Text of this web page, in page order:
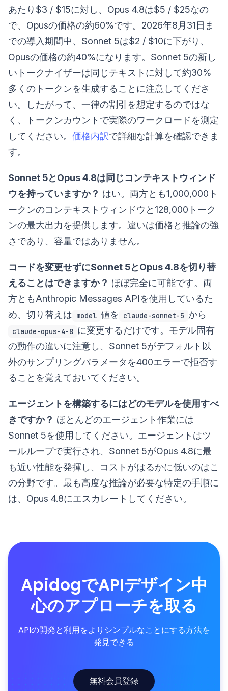
あたり$3 / $15に対し、Opus 4.8は$5 / $25なの
で、Opusの価格の約60%です。2026年8月31日ま
での導入期間中、Sonnet 5は$2 / $10に下がり、
Opusの価格の約40%になります。Sonnet 5の新し
いトークナイザーは同じテキストに対して約30%
多くのトークンを生成することに注意してくださ
い。したがって、一律の割引を想定するのではな
く、トークンカウントで実際のワークロードを測定
してください。 価格内訳で詳細な計算を確認できま
す。
Sonnet 5とOpus 4.8は同じコンテキストウィンド
ウを持っていますか？ はい。両方とも1,000,000ト
ークンのコンテキストウィンドウと128,000トーク
ンの最大出力を提供します。違いは価格と推論の強
さであり、容量ではありません。
コードを変更せずにSonnet 5とOpus 4.8を切り替
えることはできますか？ ほぼ完全に可能です。両
方ともAnthropic Messages APIを使用しているた
め、切り替えは model 値を claude-sonnet-5 から
claude-opus-4-8 に変更するだけです。モデル固有
の動作の違いに注意し、Sonnet 5がデフォルト以
外のサンプリングパラメータを400エラーで拒否す
ることを覚えておいてください。
エージェントを構築するにはどのモデルを使用すべ
きですか？ ほとんどのエージェント作業には
Sonnet 5を使用してください。エージェントはツ
ールループで実行され、Sonnet 5がOpus 4.8に最
も近い性能を発揮し、コストがはるかに低いのはこ
の分野です。最も高度な推論が必要な特定の手順に
は、Opus 4.8にエスカレートしてください。
ApidogでAPIデザイン中
心のアプローチを取る
APIの開発と利用をよりシンプルなことにする方法を
発見できる
無料会員登録